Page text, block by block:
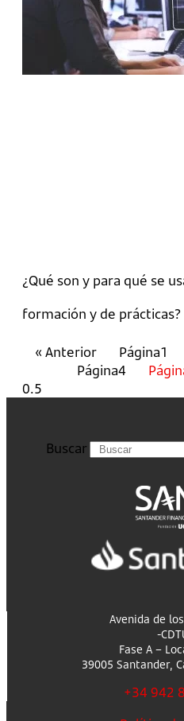
¿Qué son y para qué se
formación y de prácticas?
« Anterior Página1
Página4
Buscar
Avenida de
-
Fase A –
39005 Santander,
+34 942